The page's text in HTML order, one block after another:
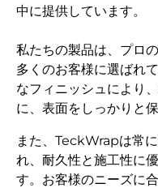
中に提供しています。
私たちの製品は、プロ
多くのお客様に選ばれ
なフィニッシュにより
に、表面をしっかりと保
また、TeckWrapは常
れ、耐久性と施工性に
す。お客様のニーズに